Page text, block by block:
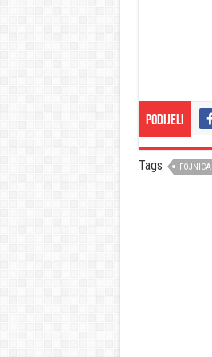
Podijeli
Tags FOJNICA